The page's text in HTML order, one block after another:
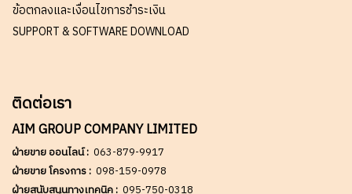
ข้อตกลงและเงื่อนไขการชำระเงิน
SUPPORT & SOFTWARE DOWNLOAD
ติดต่อเรา
AIM GROUP COMPANY LIMITED
ฝ่ายขาย ออนไลน์ : 063-879-9917
ฝ่ายขาย โครงการ : 098-159-0978
ฝ่ายสนับสนุนทางเทคนิค : 095-750-0318